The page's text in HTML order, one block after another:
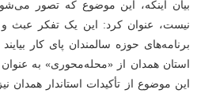
نیست، عنوان کرد: این یک تفکر عبث و
برنامه‌های حوزه سالمندان پای کار
استان همدان از «محله‌محوری» به
این موضوع از تأکیدات استاندار همدان